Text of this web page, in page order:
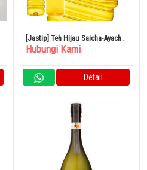
[Jastip] Teh Hijau Saicha-Ayacha
500ml x 24 Botol
Hubungi Kami
Detail